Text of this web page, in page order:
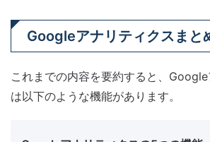
Googleアナリティクスまと
これまでの内容を要約すると、
は以下のような機能があります。